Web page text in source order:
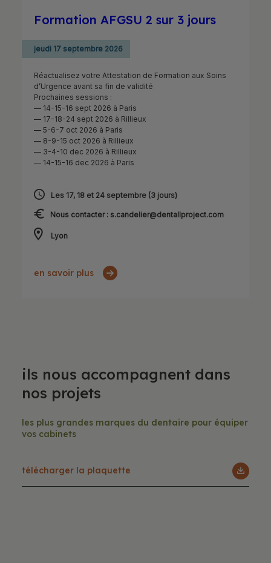
Formation AFGSU 2 sur 3 jours
jeudi 17 septembre 2026
Réactualisez votre Attestation de Formation aux Soins
d’Urgence avant sa fin de validité
Prochaines sessions :
— 14-15-16 sept 2026 à Paris
— 17-18-24 sept 2026 à Rillieux
— 5-6-7 oct 2026 à Paris
— 8-9-15 oct 2026 à Rillieux
— 3-4-10 dec 2026 à Rillieux
— 14-15-16 dec 2026 à Paris
Les 17, 18 et 24 septembre (3 jours)
Nous contacter : s.candelier@dentallproject.com
Lyon
en savoir plus
Ils nous accompagnent dans
nos projets
Les plus grandes marques du dentaire pour équiper
vos cabinets
Télécharger la plaquette